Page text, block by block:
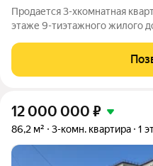
Продается 3-хкомнатная
этаже 9-тиэтажного жилого
Автономное отопление. В
качественный ремонт. .
12 000 000 ₽
86,2 м² 3-комн. квартира 1